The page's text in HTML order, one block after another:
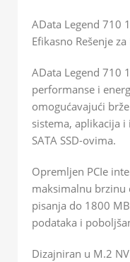
AData Legend 710
Efikasno Rešenje
AData Legend 710
performanse i
omogućavajući
sistema, aplikacija
SATA SSD-ovima.
Opremljen PCIe
maksimalnu
pisanja do 1800
podataka i
Dizajniran u M.2